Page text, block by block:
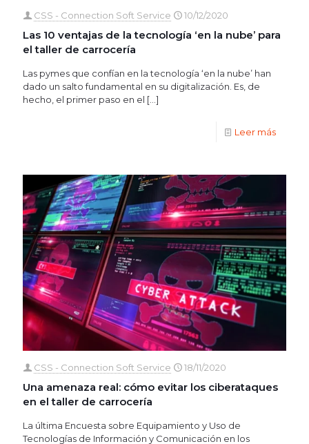
CSS - Connection Soft Service 10/12/2020
Las 10 ventajas de la tecnología ‘en la nube’ para
el taller de carrocería
Las pymes que confían en la tecnología ‘en la nube’ han
dado un salto fundamental en su digitalización. Es, de
hecho, el primer paso en el […]
Leer más
CSS - Connection Soft Service 18/11/2020
Una amenaza real: cómo evitar los ciberataques
en el taller de carrocería
La última Encuesta sobre Equipamiento y Uso de
Tecnologías de Información y Comunicación en los